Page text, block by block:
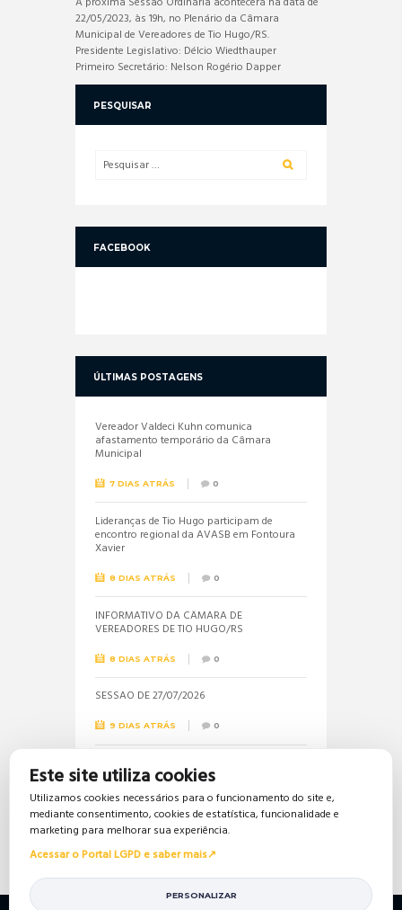
22/05/2023, às 19h, no Plenário da Câmara
Municipal de Vereadores de Tio Hugo/RS.
Presidente Legislativo: Délcio Wiedthauper
Primeiro Secretário: Nelson Rogério Dapper
PESQUISAR
FACEBOOK
ÚLTIMAS POSTAGENS
Vereador Valdeci Kuhn comunica
afastamento temporário da Câmara
Municipal
7 DIAS ATRÁS 0
Lideranças de Tio Hugo participam de
encontro regional da AVASB em Fontoura
Xavier
8 DIAS ATRÁS 0
INFORMATIVO DA CÂMARA DE
VEREADORES DE TIO HUGO/RS
8 DIAS ATRÁS 0
SESSÃO DE 27/07/2026
9 DIAS ATRÁS 0
Informações sobre a realização do próximo
concurso público são solicitadas pela
vereadora Jéssica
18 DIAS ATRÁS 0
Este site utiliza cookies
Utilizamos cookies necessários para o funcionamento do site e,
mediante consentimento, cookies de estatística, funcionalidade e
marketing para melhorar sua experiência.
Acessar o Portal LGPD e saber mais
PERSONALIZAR